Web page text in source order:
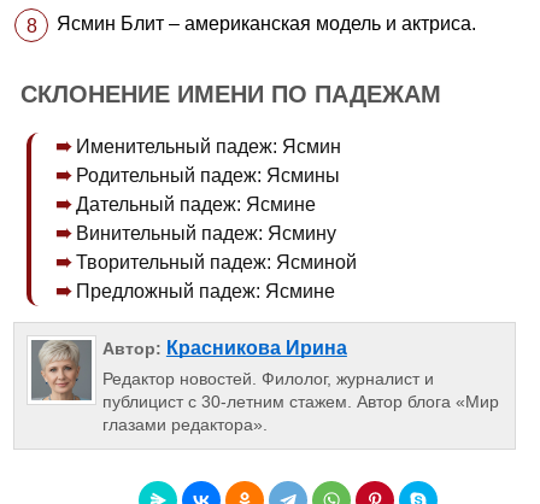
Ясмин Блит – американская модель и актриса.
СКЛОНЕНИЕ ИМЕНИ ПО ПАДЕЖАМ
Именительный падеж: Ясмин
Родительный падеж: Ясмины
Дательный падеж: Ясмине
Винительный падеж: Ясмину
Творительный падеж: Ясминой
Предложный падеж: Ясмине
Автор: Красникова Ирина
Редактор новостей. Филолог, журналист и
публицист с 30-летним стажем. Автор блога «Мир
глазами редактора».